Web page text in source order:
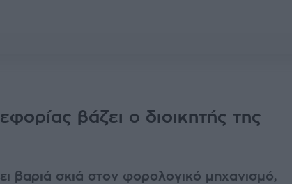
βάζει ο διοικητής της
βαριά σκιά στον φορολογικό μηχανισμό,